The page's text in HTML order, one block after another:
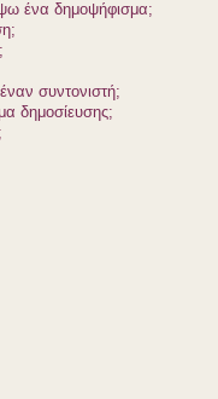
ένα δημοψήφισμα;
συντονιστή;
δημοσίευσης;